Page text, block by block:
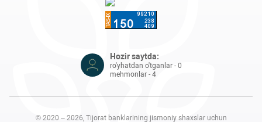
Hozir saytda:
ro'yhatdan o'tganlar - 0
mehmonlar - 4
© 2020 – 2026, Tijorat banklarining jismoniy shaxslar uchun